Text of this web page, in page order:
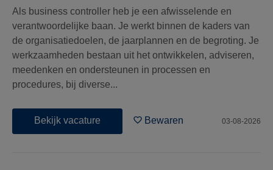
Als business controller heb je een afwisselende en
verantwoordelijke baan. Je werkt binnen de kaders van
de organisatiedoelen, de jaarplannen en de begroting. Je
werkzaamheden bestaan uit het ontwikkelen, adviseren,
meedenken en ondersteunen in processen en
procedures, bij diverse...
Bekijk vacature Bewaren 03-08-2026